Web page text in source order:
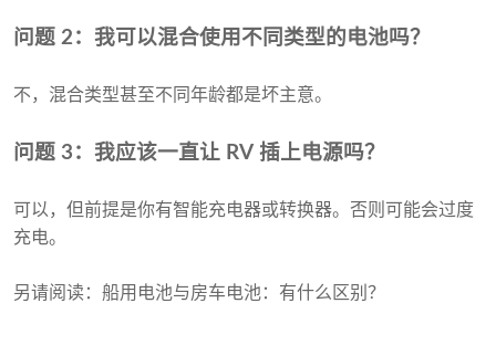
问题 2：我可以混合使用不同类型的电池吗？
不，混合类型甚至不同年龄都是坏主意。
问题 3：我应该一直让 RV 插上电源吗？
可以，但前提是你有智能充电器或转换器。否则可能会过度
充电。
另请阅读： 船用电池与房车电池：有什么区别？